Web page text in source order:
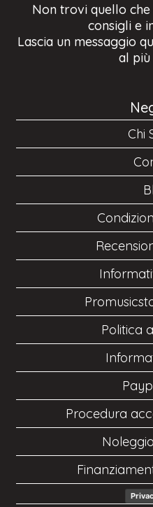
Non trovi quello
consigli e
Lascia un messaggio
al
Chi
Politica
Procedura